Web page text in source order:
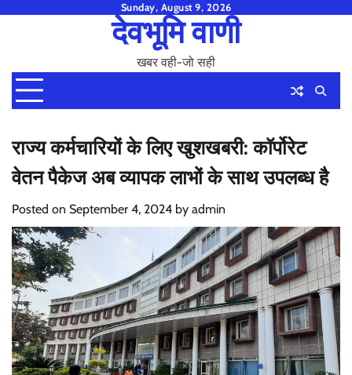
Sunday, August 9, 2026
देवभूमि वाणी
खबर वही-जो सही
राज्य कर्मचारियों के लिए खुशखबरी: कॉर्पोरेट
वेतन पैकेज अब व्यापक लाभों के साथ उपलब्ध है
Posted on September 4, 2024 by admin